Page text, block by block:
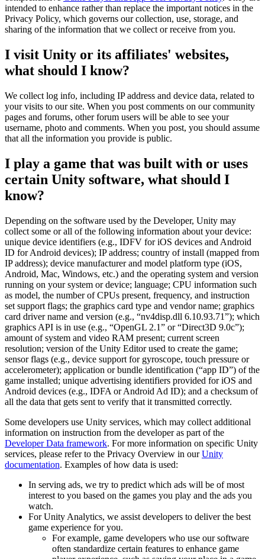
LiveOps
Einblicke nach dem Start und Live-Spielbetrieb
Nutzerakquisition
In-App-Käufe
IAP Management über Filialen und D2C hinweg
Monetarisierung
Werben mit Unity
Monetarisieren mit Unity
Anwendungsfälle
Mobile Spiele
Indie-Spiele
Große Spiele mit kleinen Teams veröffentlichen
XR-Spiele
XR-Spiele plattformübergreifend starten
Multiplayer-Spiele
Vereinfachte Entwicklung von Multiplayer-Spielen
Einzelhandel
In-Store-Erlebnisse in Online-Erlebnisse umwandeln
Automobilindustrie
Innovation und Erlebnisse im Auto fördern
Einblicke
Fallstudien
Best-Practice-Leitfäden
Demos
Demos, Beispiele und Bausteine
Alle Ressourcen
Neues
Blog
Aktualisierungen, Informationen und technische Tipps
Neuigkeiten
Schließen Sie sich Entwicklern, Kreativen und Insidern an
Unity Awards
Anleitungen
Umsetzbare Tipps und bewährte Verfahren
Für Studierende
Für Lehrkräfte
Optimieren Sie Ihr Lehren
Lizenzstipendium für Bildungseinrichtungen
Zertifizierungen
Beweisen Sie Ihre Unity-Meisterschaft
intended to enhance rather than replace the important notices in the
Privacy Policy, which governs our collection, use, storage, and
sharing of the information that we collect or receive from you.
I visit Unity or its affiliates' websites,
what should I know?
We collect log info, including IP address and device data, related to
your visits to our site. When you post comments on our community
pages and forums, other forum users will be able to see your
username, photo and comments. When you post, you should assume
that all the information you provide is public.
I play a game that was built with or uses
certain Unity software, what should I
know?
Depending on the software used by the Developer, Unity may
collect some or all of the following information about your device:
unique device identifiers (e.g., IDFV for iOS devices and Android
ID for Android devices); IP address; country of install (mapped from
IP address); device manufacturer and model platform type (iOS,
Android, Mac, Windows, etc.) and the operating system and version
running on your system or device; language; CPU information such
as model, the number of CPUs present, frequency, and instruction
set support flags; the graphics card type and vendor name; graphics
card driver name and version (e.g., “nv4disp.dll 6.10.93.71”); which
graphics API is in use (e.g., “OpenGL 2.1” or “Direct3D 9.0c”);
amount of system and video RAM present; current screen
resolution; version of the Unity Editor used to create the game;
sensor flags (e.g., device support for gyroscope, touch pressure or
accelerometer); application or bundle identification (“app ID”) of the
game installed; unique advertising identifiers provided for iOS and
Android devices (e.g., IDFA or Android Ad ID); and a checksum of
all the data that gets sent to verify that it transmitted correctly.
Some developers use Unity services, which may collect additional
information on instruction from the developer as part of the
Developer Data framework. For more information on specific Unity
services, please refer to the Privacy Overview in ourUnity
documentation. Examples of how data is used:
In serving ads, we try to predict which ads will be of most
interest to you based on the games you play and the ads you
watch.
For Unity Analytics, we assist developers to deliver the best
game experience for you.
For example, game developers who use our software
often standardize certain features to enhance game